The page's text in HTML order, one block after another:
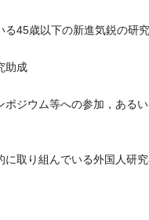
る45歳以下の新進気鋭の研
助成
ジウム等への参加，ある
取り組んでいる外国人研